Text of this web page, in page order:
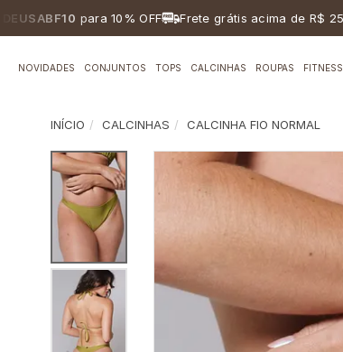
para 10% OFF Frete grátis acima de R$ 250,00
NOVIDADES CONJUNTOS TOPS CALCINHAS ROUPAS FITNESS
INÍCIO CALCINHAS CALCINHA FIO NORMAL